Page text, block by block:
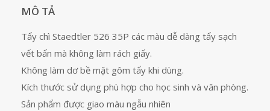
MÔ TẢ
Tẩy chì Staedtler 526 35P các màu dễ dàng tẩy sạch
vết bẩn mà không làm rách giấy.
Không làm dơ bề mặt gôm tẩy khi dùng.
Kích thước sử dụng phù hợp cho học sinh và văn phòng.
Sản phẩm được giao màu ngẫu nhiên